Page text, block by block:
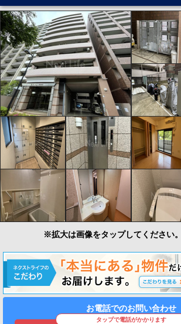
※拡大は画像をタップしてください。
お電話でのお問い合わせ
タップで電話がかかります